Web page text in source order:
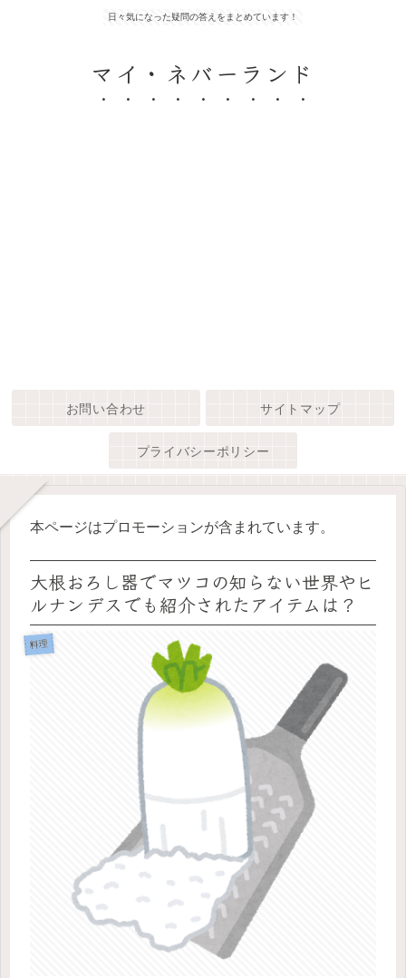
日々気になった疑問の答えをまとめています！
マイ・ネバーランド
お問い合わせ サイトマップ
プライバシーポリシー
本ページはプロモーションが含まれています。
大根おろし器でマツコの知らない世界やヒ
ルナンデスでも紹介されたアイテムは？
料理